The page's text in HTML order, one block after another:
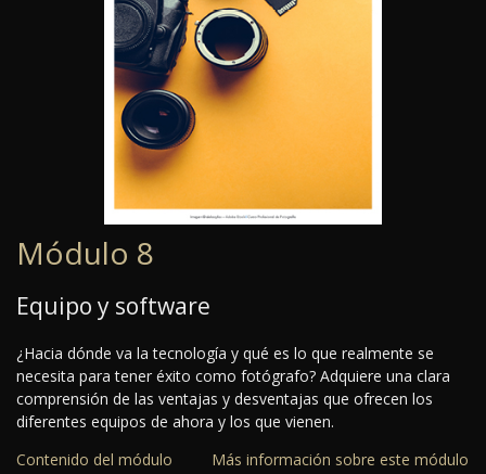
Módulo 8
Equipo y software
¿Hacia dónde va la tecnología y qué es lo que realmente se
necesita para tener éxito como fotógrafo? Adquiere una clara
comprensión de las ventajas y desventajas que ofrecen los
diferentes equipos de ahora y los que vienen.
Contenido del módulo
Más información sobre este módulo